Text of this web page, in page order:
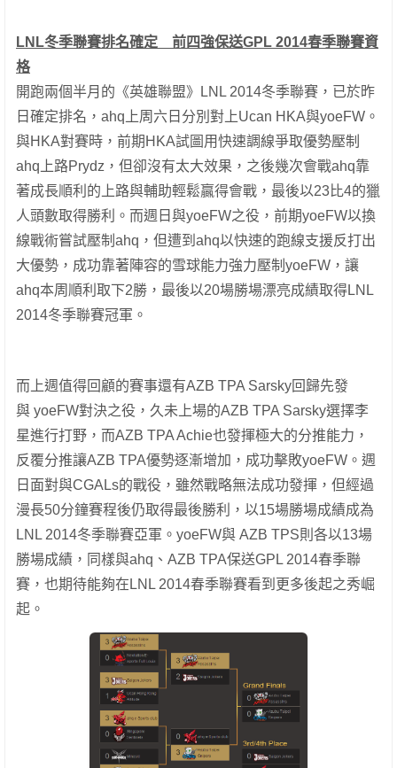
LNL冬季聯賽排名確定 前四強保送GPL 2014春季聯賽資
格
開跑兩個半月的《英雄聯盟》LNL 2014冬季聯賽，已於昨
日確定排名，ahq上周六日分別對上Ucan HKA與yoeFW。
與HKA對賽時，前期HKA試圖用快速調線爭取優勢壓制
ahq上路Prydz，但卻沒有太大效果，之後幾次會戰ahq靠
著成長順利的上路與輔助輕鬆贏得會戰，最後以23比4的獵
人頭數取得勝利。而週日與yoeFW之役，前期yoeFW以換
線戰術嘗試壓制ahq，但遭到ahq以快速的跑線支援反打出
大優勢，成功靠著陣容的雪球能力強力壓制yoeFW，讓
ahq本周順利取下2勝，最後以20場勝場漂亮成績取得LNL
2014冬季聯賽冠軍。
而上週值得回顧的賽事還有AZB TPA Sarsky回歸先發
與 yoeFW對決之役，久未上場的AZB TPA Sarsky選擇李
星進行打野，而AZB TPA Achie也發揮極大的分推能力，
反覆分推讓AZB TPA優勢逐漸增加，成功擊敗yoeFW。週
日面對與CGALs的戰役，雖然戰略無法成功發揮，但經過
漫長50分鐘賽程後仍取得最後勝利，以15場勝場成績成為
LNL 2014冬季聯賽亞軍。yoeFW與 AZB TPS則各以13場
勝場成績，同樣與ahq、AZB TPA保送GPL 2014春季聯
賽，也期待能夠在LNL 2014春季聯賽看到更多後起之秀崛
起。